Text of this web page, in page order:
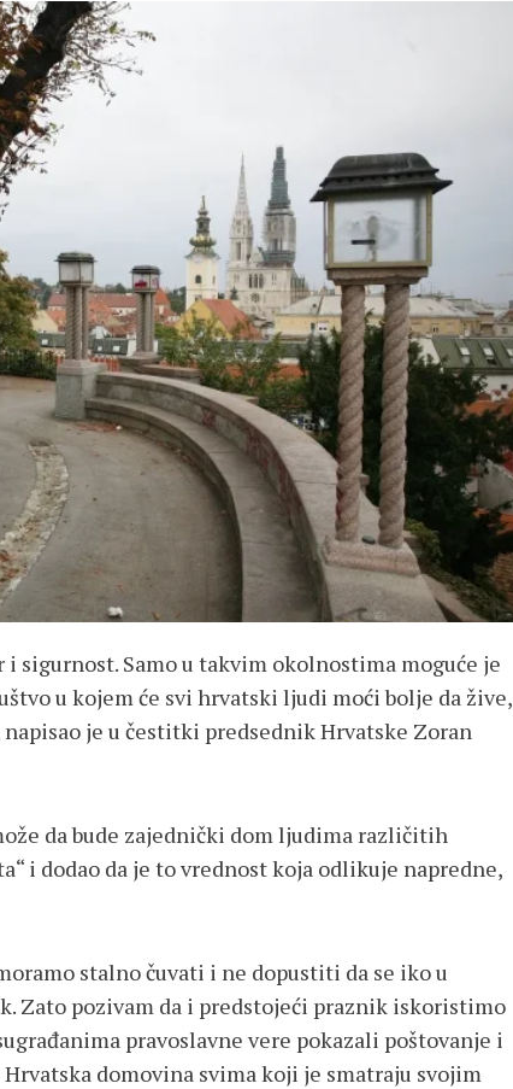
i sigurnost. Samo u takvim okolnostima moguće je
u kojem će svi hrvatski ljudi moći bolje da žive,
napisao je u čestitki predsednik Hrvatske Zoran
da bude zajednički dom ljudima različitih
i dodao da je to vrednost koja odlikuje napredne,
stalno čuvati i ne dopustiti da se iko u
Zato pozivam da i predstojeći praznik iskoristimo
pravoslavne vere pokazali poštovanje i
domovina svima koji je smatraju svojim